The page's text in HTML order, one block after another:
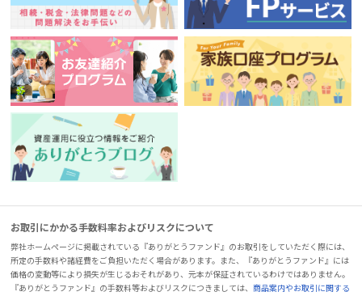
お取引にかかる手数料率およびリスクについて
弊社ホームページに掲載されている『ありがとうファンド』のお取引をしていただく際には、
所定の手数料や諸経費をご負担いただく場合があります。また、『ありがとうファンド』には
価格の変動等により損失が生じるおそれがあり、元本が保証されているわけではありません。
『ありがとうファンド』の手数料等およびリスクにつきましては、商品案内やお取引に関する